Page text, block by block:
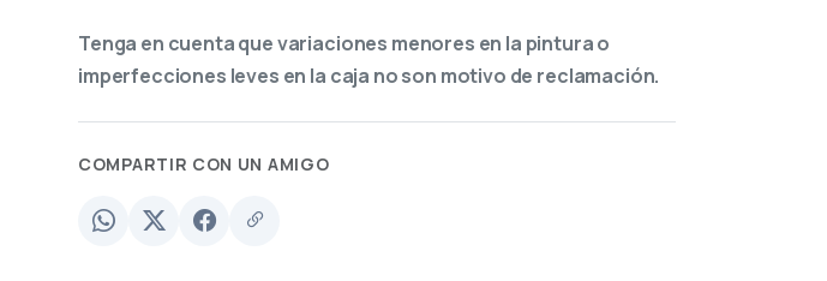
Tenga en cuenta que variaciones menores en la pintura o
imperfecciones leves en la caja no son motivo de reclamación.
COMPARTIR CON UN AMIGO